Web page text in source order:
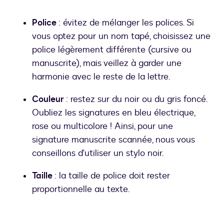
Police : évitez de mélanger les polices. Si
vous optez pour un nom tapé, choisissez une
police légèrement différente (cursive ou
manuscrite), mais veillez à garder une
harmonie avec le reste de la lettre.
Couleur : restez sur du noir ou du gris foncé.
Oubliez les signatures en bleu électrique,
rose ou multicolore ! Ainsi, pour une
signature manuscrite scannée, nous vous
conseillons d'utiliser un stylo noir.
Taille : la taille de police doit rester
proportionnelle au texte.